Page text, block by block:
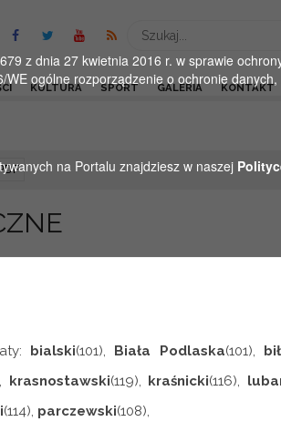
Wyszukaj
KULTURA SPORT GALERIA KONTAKT
bialski(101), Biała Podlaska(101),
krasnostawski(119), kraśnicki(116),
(114), parczewski(108),
z dnia 27 kwietnia 2016 r. w sprawie
ogólne rozporządzenie o ochronie
na Portalu znajdziesz w naszej